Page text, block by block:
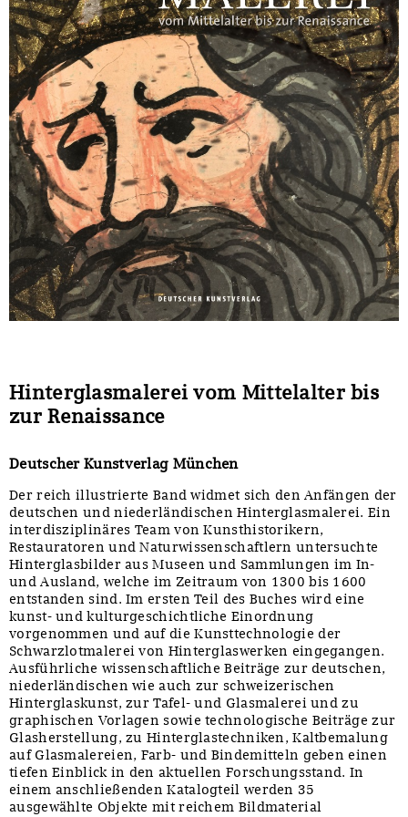
Hinterglasmalerei vom Mittelalter bis
zur Renaissance
Deutscher Kunstverlag München
Der reich illustrierte Band widmet sich den Anfängen der
deutschen und niederländischen Hinterglasmalerei. Ein
interdisziplinäres Team von Kunsthistorikern,
Restauratoren und Naturwissenschaftlern untersuchte
Hinterglasbilder aus Museen und Sammlungen im In-
und Ausland, welche im Zeitraum von 1300 bis 1600
entstanden sind. Im ersten Teil des Buches wird eine
kunst- und kulturgeschichtliche Einordnung
vorgenommen und auf die Kunsttechnologie der
Schwarzlotmalerei von Hinterglaswerken eingegangen.
Ausführliche wissenschaftliche Beiträge zur deutschen,
niederländischen wie auch zur schweizerischen
Hinterglaskunst, zur Tafel- und Glasmalerei und zu
graphischen Vorlagen sowie technologische Beiträge zur
Glasherstellung, zu Hinterglastechniken, Kaltbemalung
auf Glasmalereien, Farb- und Bindemitteln geben einen
tiefen Einblick in den aktuellen Forschungsstand. In
einem anschließenden Katalogteil werden 35
ausgewählte Objekte mit reichem Bildmaterial
Sonstiges